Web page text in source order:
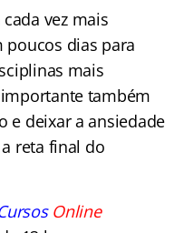
vez mais
dias para
mais
também
e deixar a ansiedade
reta final do
Online